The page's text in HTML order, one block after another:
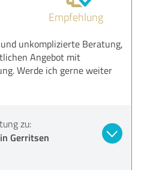
Empfehlung
unkomplizierte Beratung,
Angebot mit
Werde ich gerne weiter
zu:
Gerritsen